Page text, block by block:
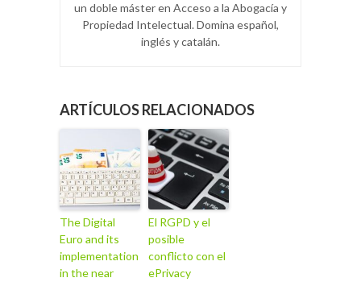
un doble máster en Acceso a la Abogacía y
Propiedad Intelectual. Domina español,
inglés y catalán.
ARTÍCULOS RELACIONADOS
The Digital
Euro and its
implementation
in the near
El RGPD y el
posible
conflicto con el
ePrivacy